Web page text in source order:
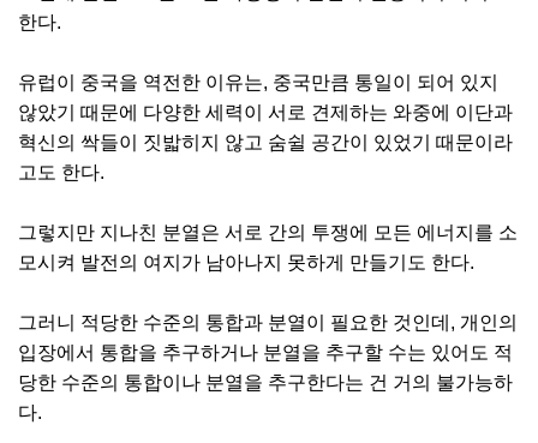
한다.
유럽이 중국을 역전한 이유는, 중국만큼 통일이 되어 있지
않았기 때문에 다양한 세력이 서로 견제하는 와중에 이단과
혁신의 싹들이 짓밟히지 않고 숨쉴 공간이 있었기 때문이라
고도 한다.
그렇지만 지나친 분열은 서로 간의 투쟁에 모든 에너지를 소
모시켜 발전의 여지가 남아나지 못하게 만들기도 한다.
그러니 적당한 수준의 통합과 분열이 필요한 것인데, 개인의
입장에서 통합을 추구하거나 분열을 추구할 수는 있어도 적
당한 수준의 통합이나 분열을 추구한다는 건 거의 불가능하
다.